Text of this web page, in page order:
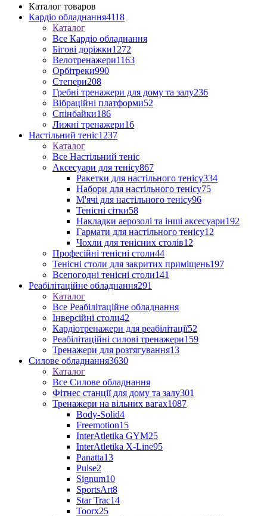
Каталог товаров
Кардіо обладнання4118
Каталог
Все Кардіо обладнання
Бігові доріжки1272
Велотренажери1163
Орбітреки990
Степери208
Гребні тренажери для дому та залу236
Вібраційні платформи52
Спінбайки186
Лижні тренажери16
Настільний теніс1237
Каталог
Все Настільний теніс
Аксесуари для тенісу867
Ракетки для настільного тенісу334
Набори для настільного тенісу75
М'ячі для настільного тенісу96
Тенісні сітки58
Накладки аерозолі та інші аксесуари192
Гармати для настільного тенісу12
Чохли для тенісних столів12
Професійні тенісні столи44
Тенісні столи для закритих приміщень197
Всепогодні тенісні столи141
Реабілітаційне обладнання291
Каталог
Все Реабілітаційне обладнання
Інверсійні столи42
Кардіотренажери для реабілітації52
Реабілітаційні силові тренажери159
Тренажери для розтягування13
Силове обладнання3630
Каталог
Все Силове обладнання
Фітнес станції для дому та залу301
Тренажери на вільних вагах1087
Body-Solid4
Freemotion15
InterAtletika GYM25
InterAtletika X-Line95
Panatta13
Pulse2
Signum10
SportsArt8
Star Trac14
Toorx25